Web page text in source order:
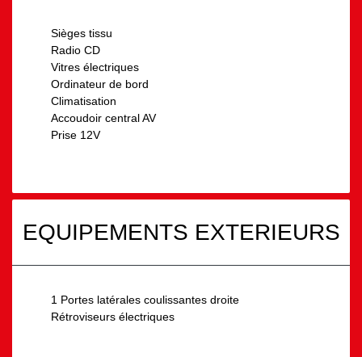
Sièges tissu
Radio CD
Vitres électriques
Ordinateur de bord
Climatisation
Accoudoir central AV
Prise 12V
EQUIPEMENTS EXTERIEURS
1 Portes latérales coulissantes droite
Rétroviseurs électriques